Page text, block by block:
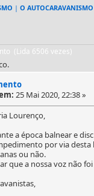
| O AUTOCARAVANISMO
(Lida 6506 vezes)
25 Mai 2020, 22:38 »
Lourenço,
a época balnear e
por via desta
ou não.
que a nossa voz não